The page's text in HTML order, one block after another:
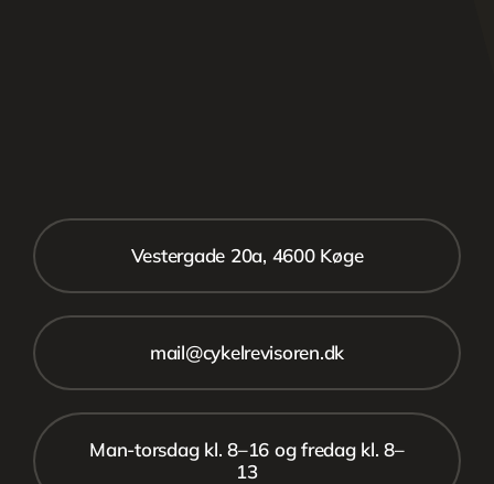
Vestergade 20a, 4600 Køge
mail@cykelrevisoren.dk
Man-torsdag kl. 8–16 og fredag kl. 8–
13